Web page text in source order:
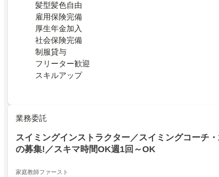
髪型髪色自由
雇用保険完備
厚生年金加入
社会保険完備
制服貸与
フリーター歓迎
スキルアップ
業務委託
スイミングインストラクター／スイミングコーチ
の募集!／スキマ時間OK週1回～OK
家庭教師ファースト